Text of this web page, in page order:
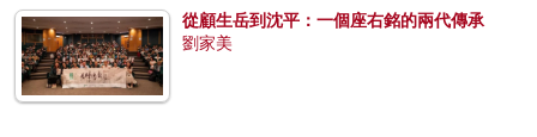
從顧生岳到沈平：一個座右銘的兩代傳承
劉家美